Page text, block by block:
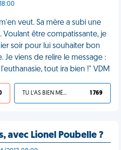
veut. Sa mère a subi une
être compatissante, je
soir pour lui souhaiter bon
Je viens de relire le message :
tout ira bien !" VDM
TU L'AS BIEN MÉRITÉ 1 769
avec Lionel Poubelle ?